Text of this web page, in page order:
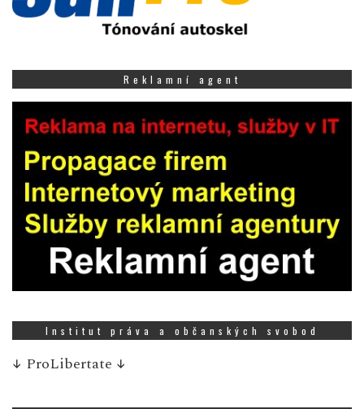
Reklamní agent
Institut práva a občanských svobod
↓ ProLibertate ↓